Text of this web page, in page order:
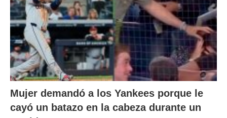
Mujer demandó a los Yankees porque le
cayó un batazo en la cabeza durante un